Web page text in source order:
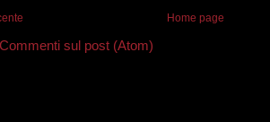
Home page
Commenti sul post (Atom)